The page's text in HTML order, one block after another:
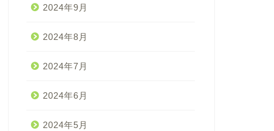
2024年9月
2024年8月
2024年7月
2024年6月
2024年5月